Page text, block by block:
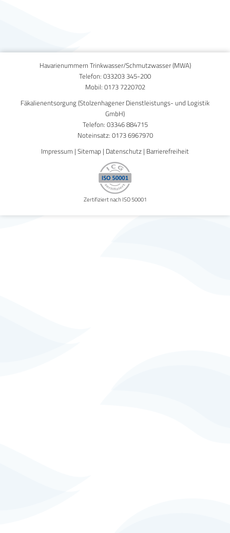
Published on30. September 2020
Havarienummern Trinkwasser/Schmutzwasser (MWA)
Telefon: 033203 345-200
Mobil: 0173 7220702
Fäkalienentsorgung (Stolzenhagener Dienstleistungs- und Logistik
GmbH)
Telefon: 03346 884715
Noteinsatz: 0173 6967970
Impressum | Sitemap | Datenschutz | Barrierefreiheit
Zertifiziert nach ISO 50001